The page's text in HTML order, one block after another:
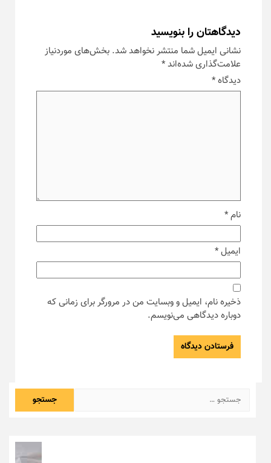
دیدگاهتان را بنویسید
نشانی ایمیل شما منتشر نخواهد شد. بخش‌های موردنیاز
علامت‌گذاری شده‌اند*
دیدگاه*
نام*
ایمیل*
ذخیره نام، ایمیل و وبسایت من در مرورگر برای زمانی که
دوباره دیدگاهی می‌نویسم.
جستجو
برای: